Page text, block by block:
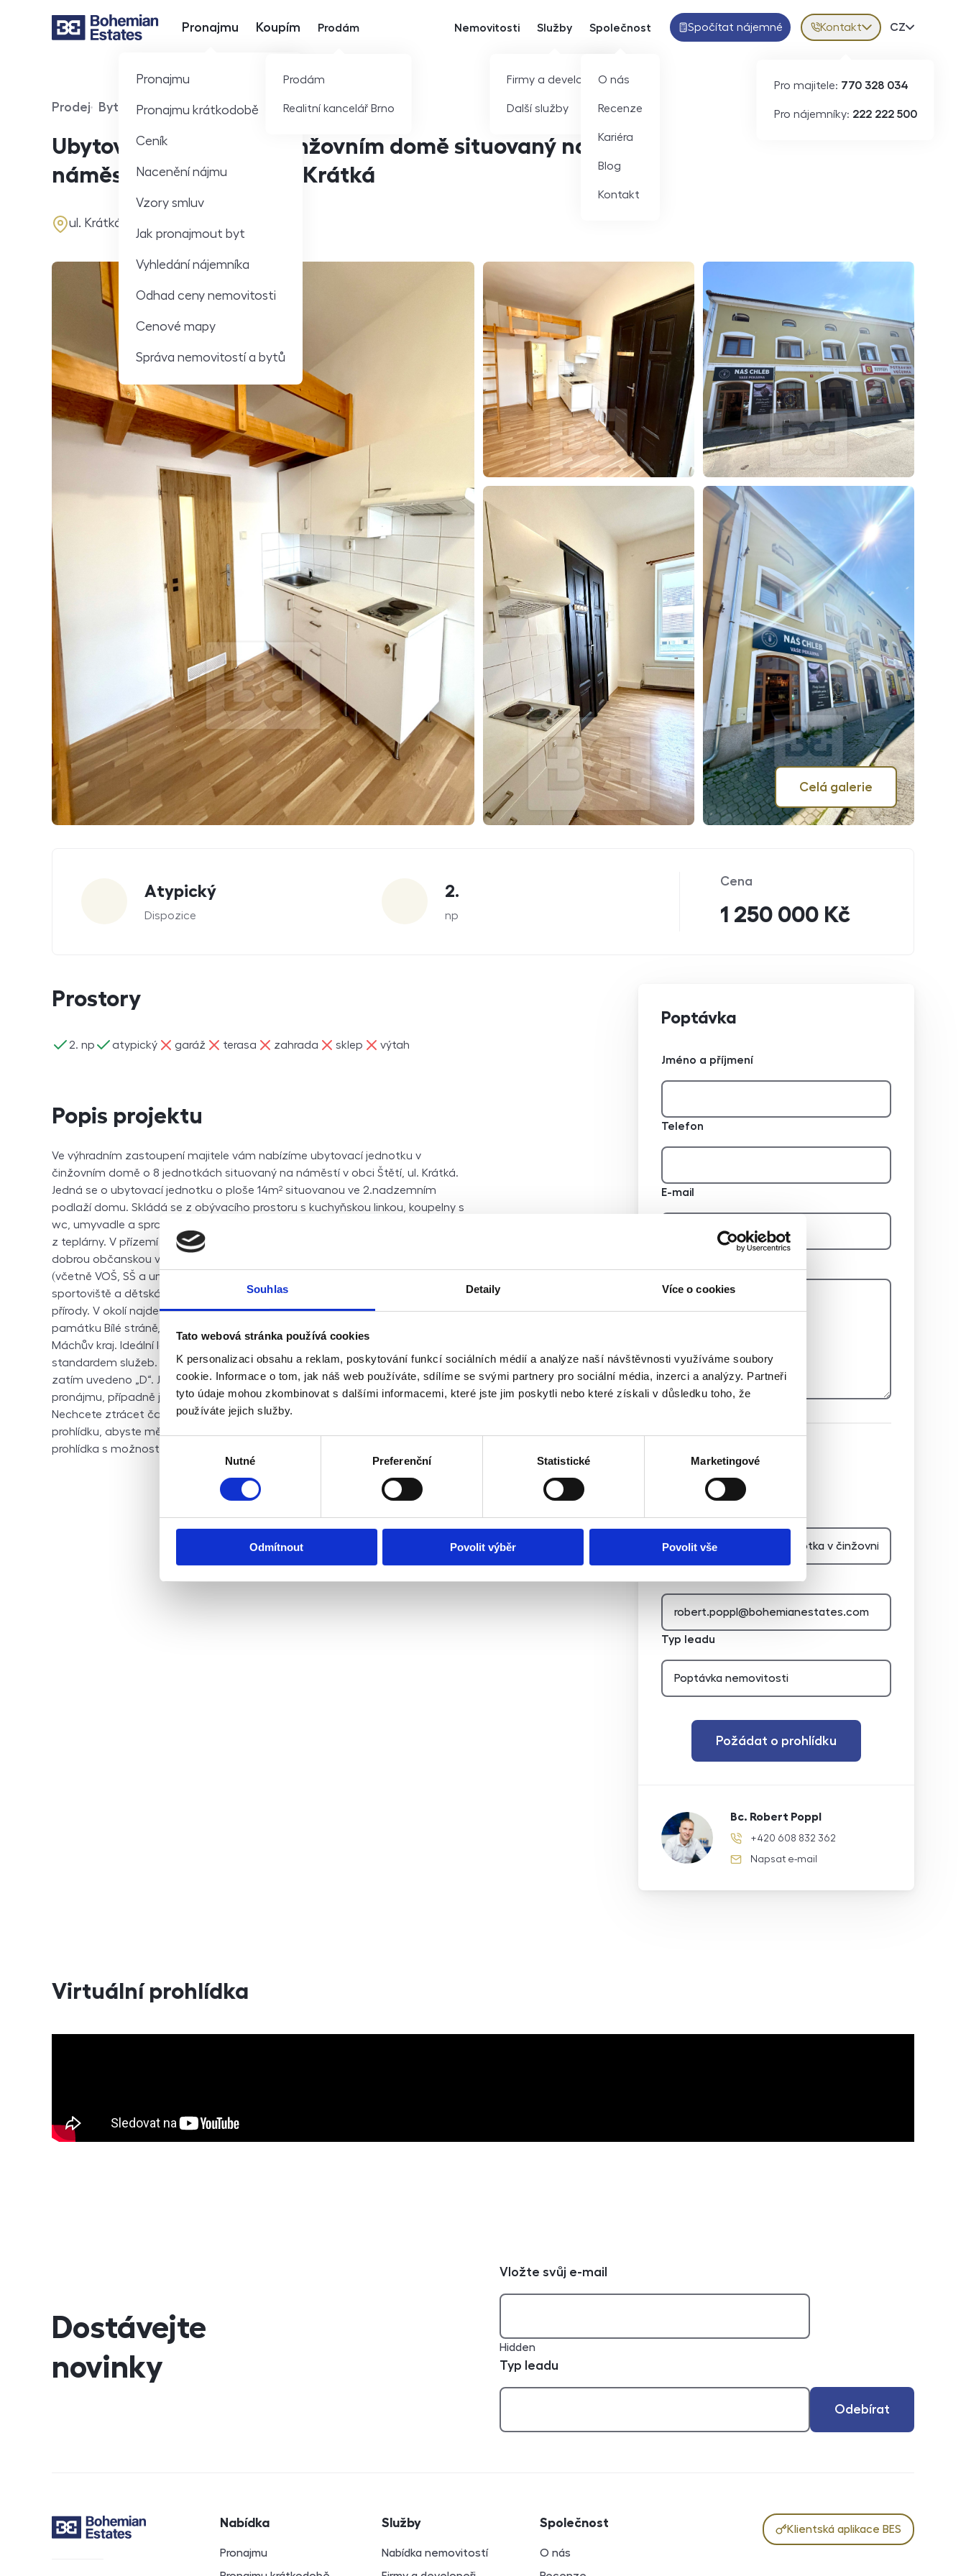
Souhlas Detaily Více o cookies
Tato webová stránka používá cookies
K personalizaci obsahu a reklam, poskytování funkcí sociálních médií a analýze naší návštěvnosti využíváme soubory
cookie. Informace o tom, jak náš web používáte, sdílíme se svými partnery pro sociální média, inzerci a analýzy. Partneři
tyto údaje mohou zkombinovat s dalšími informacemi, které jste jim poskytli nebo které získali v důsledku toho, že
používáte jejich služby.
Nutné Preferenční Statistické Marketingové
Odmítnout Povolit výběr Povolit vše
Hlavní nabídka
Pronajmu
Pronajmu
Pronajmu krátkodobě
Ceník
Nacenění nájmu
Vzory smluv
Jak pronajmout byt
Vyhledání nájemníka
Odhad ceny nemovitosti
Cenové mapy
Správa nemovitostí a bytů
Koupím Prodám
Prodám
Realitní kancelář Brno
Nemovitosti Služby
Firmy a developeři
Další služby
Společnost
O nás
Recenze
Kariéra
Blog
Kontakt
Spočítat nájemné Kontakt
Pro majitele: 770 328 034
Pro nájemníky: 222 222 500
Volba
CZ
N09187
Celá galerie
Typ nabídky
Prodej
Typ nemovitosti
Byt
Virtuální prohlídka
360° video
Ubytovací jednotka v činžovním domě situovaný na
náměstí v obci Štětí, ul. Krátká
adresa
ul. Krátká, Štětí
Dispozice
Atypický
np
2.
Cena
1 250 000 Kč
Prostory
2. np
ano atypický
ano garáž
ne terasa
ne zahrada
ne sklep
ne výtah
ne
Popis projektu
Ve výhradním zastoupení majitele vám nabízíme ubytovací jednotku v
činžovním domě o 8 jednotkách situovaný na náměstí v obci Štětí, ul. Krátká.
Jedná se o ubytovací jednotku o ploše 14m² situovanou ve 2.nadzemním
podlaží domu. Skládá se z obývacího prostoru s kuchyňskou linkou, koupelny s
wc, umyvadle a sprchovým koutem a ze spacího patra. Vytápění je zajištěno
z teplárny. V přízemí domu jsou potraviny a pekárna. Obec Štětí má velmi
dobrou občanskou vybavenost — státní úřady, zdravotní zařízení, školy
(včetně VOŠ, SŠ a umělecké školy), knihovnu, kino, kulturní centrum,
sportoviště a dětská hřiště. Město tvoří kombinaci moderního zázemí a krásné
přírody. V okolí najdete lužní lesy, zajímavé geologické lokality (např. Přírodní
památku Bílé stráně, lokalitu Radouň), rozsáhlé lesy i CHKO Kokořínsko –
Máchův kraj. Ideální lokalita pro podnikání, bydlení i rekreaci s vysokým
standardem služeb. PENB zatím není zpracováno, vzhledem k nízké spotřebě
zatím uvedeno „D“. Jedná se o ideální investici za účelem následného
pronájmu, případně jako váš nový klidný domov v centrální části města.
Nechcete ztrácet čas? V případě zájmu Vám rád pošlu odkaz na virtuální
prohlídku, abyste měli úplnou představu o nabízené nemovitosti (360°
prohlídka s možností orientace ve videu dle vašich představ).
Virtuální prohlídka
Poptávka
Jméno a příjmení
Telefon
E-mail
Hidden
Typ leadu
Požádat o prohlídku
Bc. Robert Poppl
telefonní číslo
+420 608 832 362
e-mail
Napsat e-mail
Dostávejte
novinky
Vložte svůj e-mail
Hidden
Typ leadu
Odebírat
Navigace v zápatí
Nabídka
Pronajmu
Služby
Nabídka nemovitostí
Společnost
O nás
Klientská aplikace BES